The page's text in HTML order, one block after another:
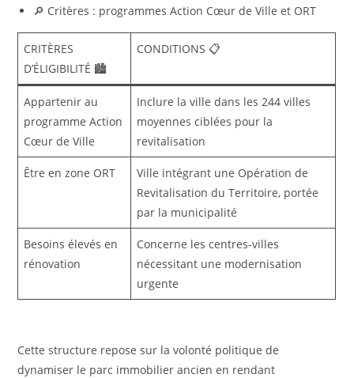
🔎 Critères : programmes Action Cœur de Ville et ORT
CRITÈRES
D’ÉLIGIBILITÉ 🏙️
CONDITIONS 📋
Appartenir au
programme Action
Cœur de Ville
Inclure la ville dans les 244 villes
moyennes ciblées pour la
revitalisation
Être en zone ORT
Ville intégrant une Opération de
Revitalisation du Territoire, portée
par la municipalité
Besoins élevés en
rénovation
Concerne les centres-villes
nécessitant une modernisation
urgente
Cette structure repose sur la volonté politique de
dynamiser le parc immobilier ancien en rendant